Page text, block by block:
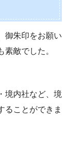
御朱印をお願い
敵でした。
境内社など、境
ることができま